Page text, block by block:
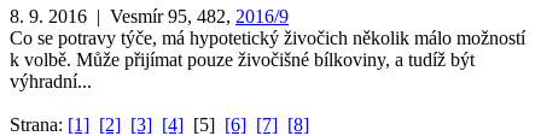
8. 9. 2016 | Vesmír 95, 482, 2016/9
Co se potravy týče, má hypotetický živočich několik málo možností
k volbě. Může přijímat pouze živočišné bílkoviny, a tudíž být
výhradní...
Strana: [1] [2] [3] [4] [5] [6] [7] [8]